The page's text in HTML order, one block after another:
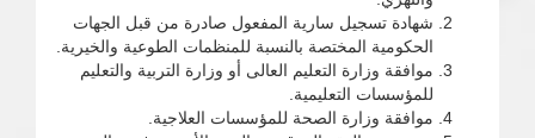
شهادة تسجيل سارية المفعول صادرة من قبل الجهات
الحكومية المختصة بالنسبة للمنظمات الطوعية والخيرية.
موافقة وزارة التعليم العالى أو وزارة التربية والتعليم
للمؤسسات التعليمية.
موافقة وزارة الصحة للمؤسسات العلاجية.